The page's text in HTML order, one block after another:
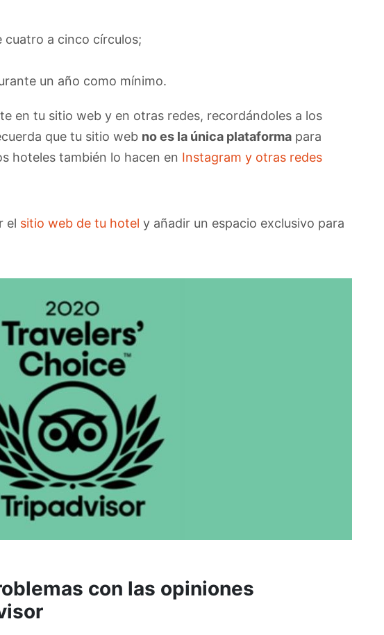
cuatro a cinco círculos;
un año como mínimo.
en tu sitio web y en otras redes, recordándoles a los
que tu sitio web no es la única plataforma para
hoteles también lo hacen en Instagram y otras redes
el sitio web de tu hotel y añadir un espacio exclusivo para
con las opiniones